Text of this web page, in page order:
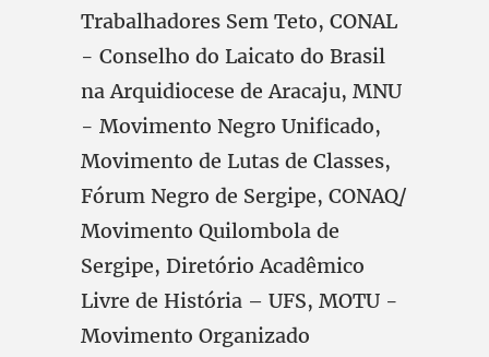
Trabalhadores Sem Teto, CONAL
- Conselho do Laicato do Brasil
na Arquidiocese de Aracaju, MNU
- Movimento Negro Unificado,
Movimento de Lutas de Classes,
Fórum Negro de Sergipe, CONAQ/
Movimento Quilombola de
Sergipe, Diretório Acadêmico
Livre de História – UFS, MOTU -
Movimento Organizado